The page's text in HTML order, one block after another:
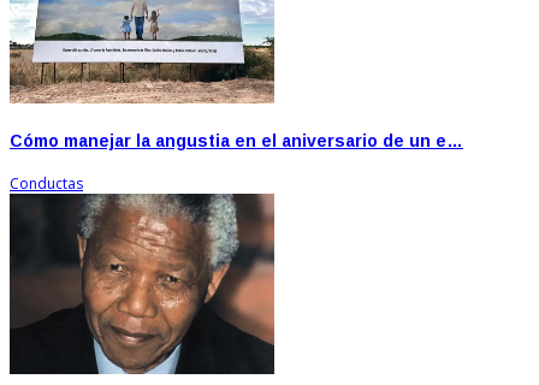
Cómo manejar la angustia en el aniversario de un e…
Conductas